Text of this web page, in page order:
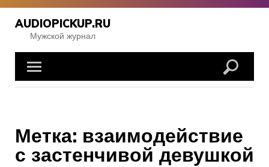
Перейти
содержимому
AUDIOPICKUP.RU
Мужской журнал
Метка: взаимодействие
с застенчивой девушкой